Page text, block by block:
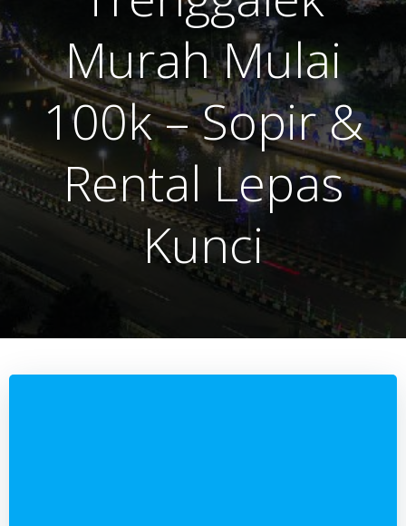
Murah Mulai
100k – Sopir &
Rental Lepas
Kunci